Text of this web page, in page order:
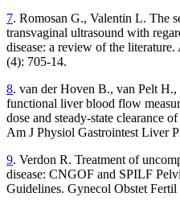
7. Romosan G., Valentin L. The
transvaginal ultrasound with
disease: a review of the
(4): 705-14.
8. van der Hoven B., van Pelt
functional liver blood flow
dose and steady-state clearance
Am J Physiol Gastrointest Liver
9. Verdon R. Treatment of
disease: CNGOF and SPILF
Guidelines. Gynecol Obstet